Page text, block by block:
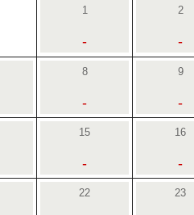
1
-
2
-
8
-
9
-
15
-
16
-
22 23